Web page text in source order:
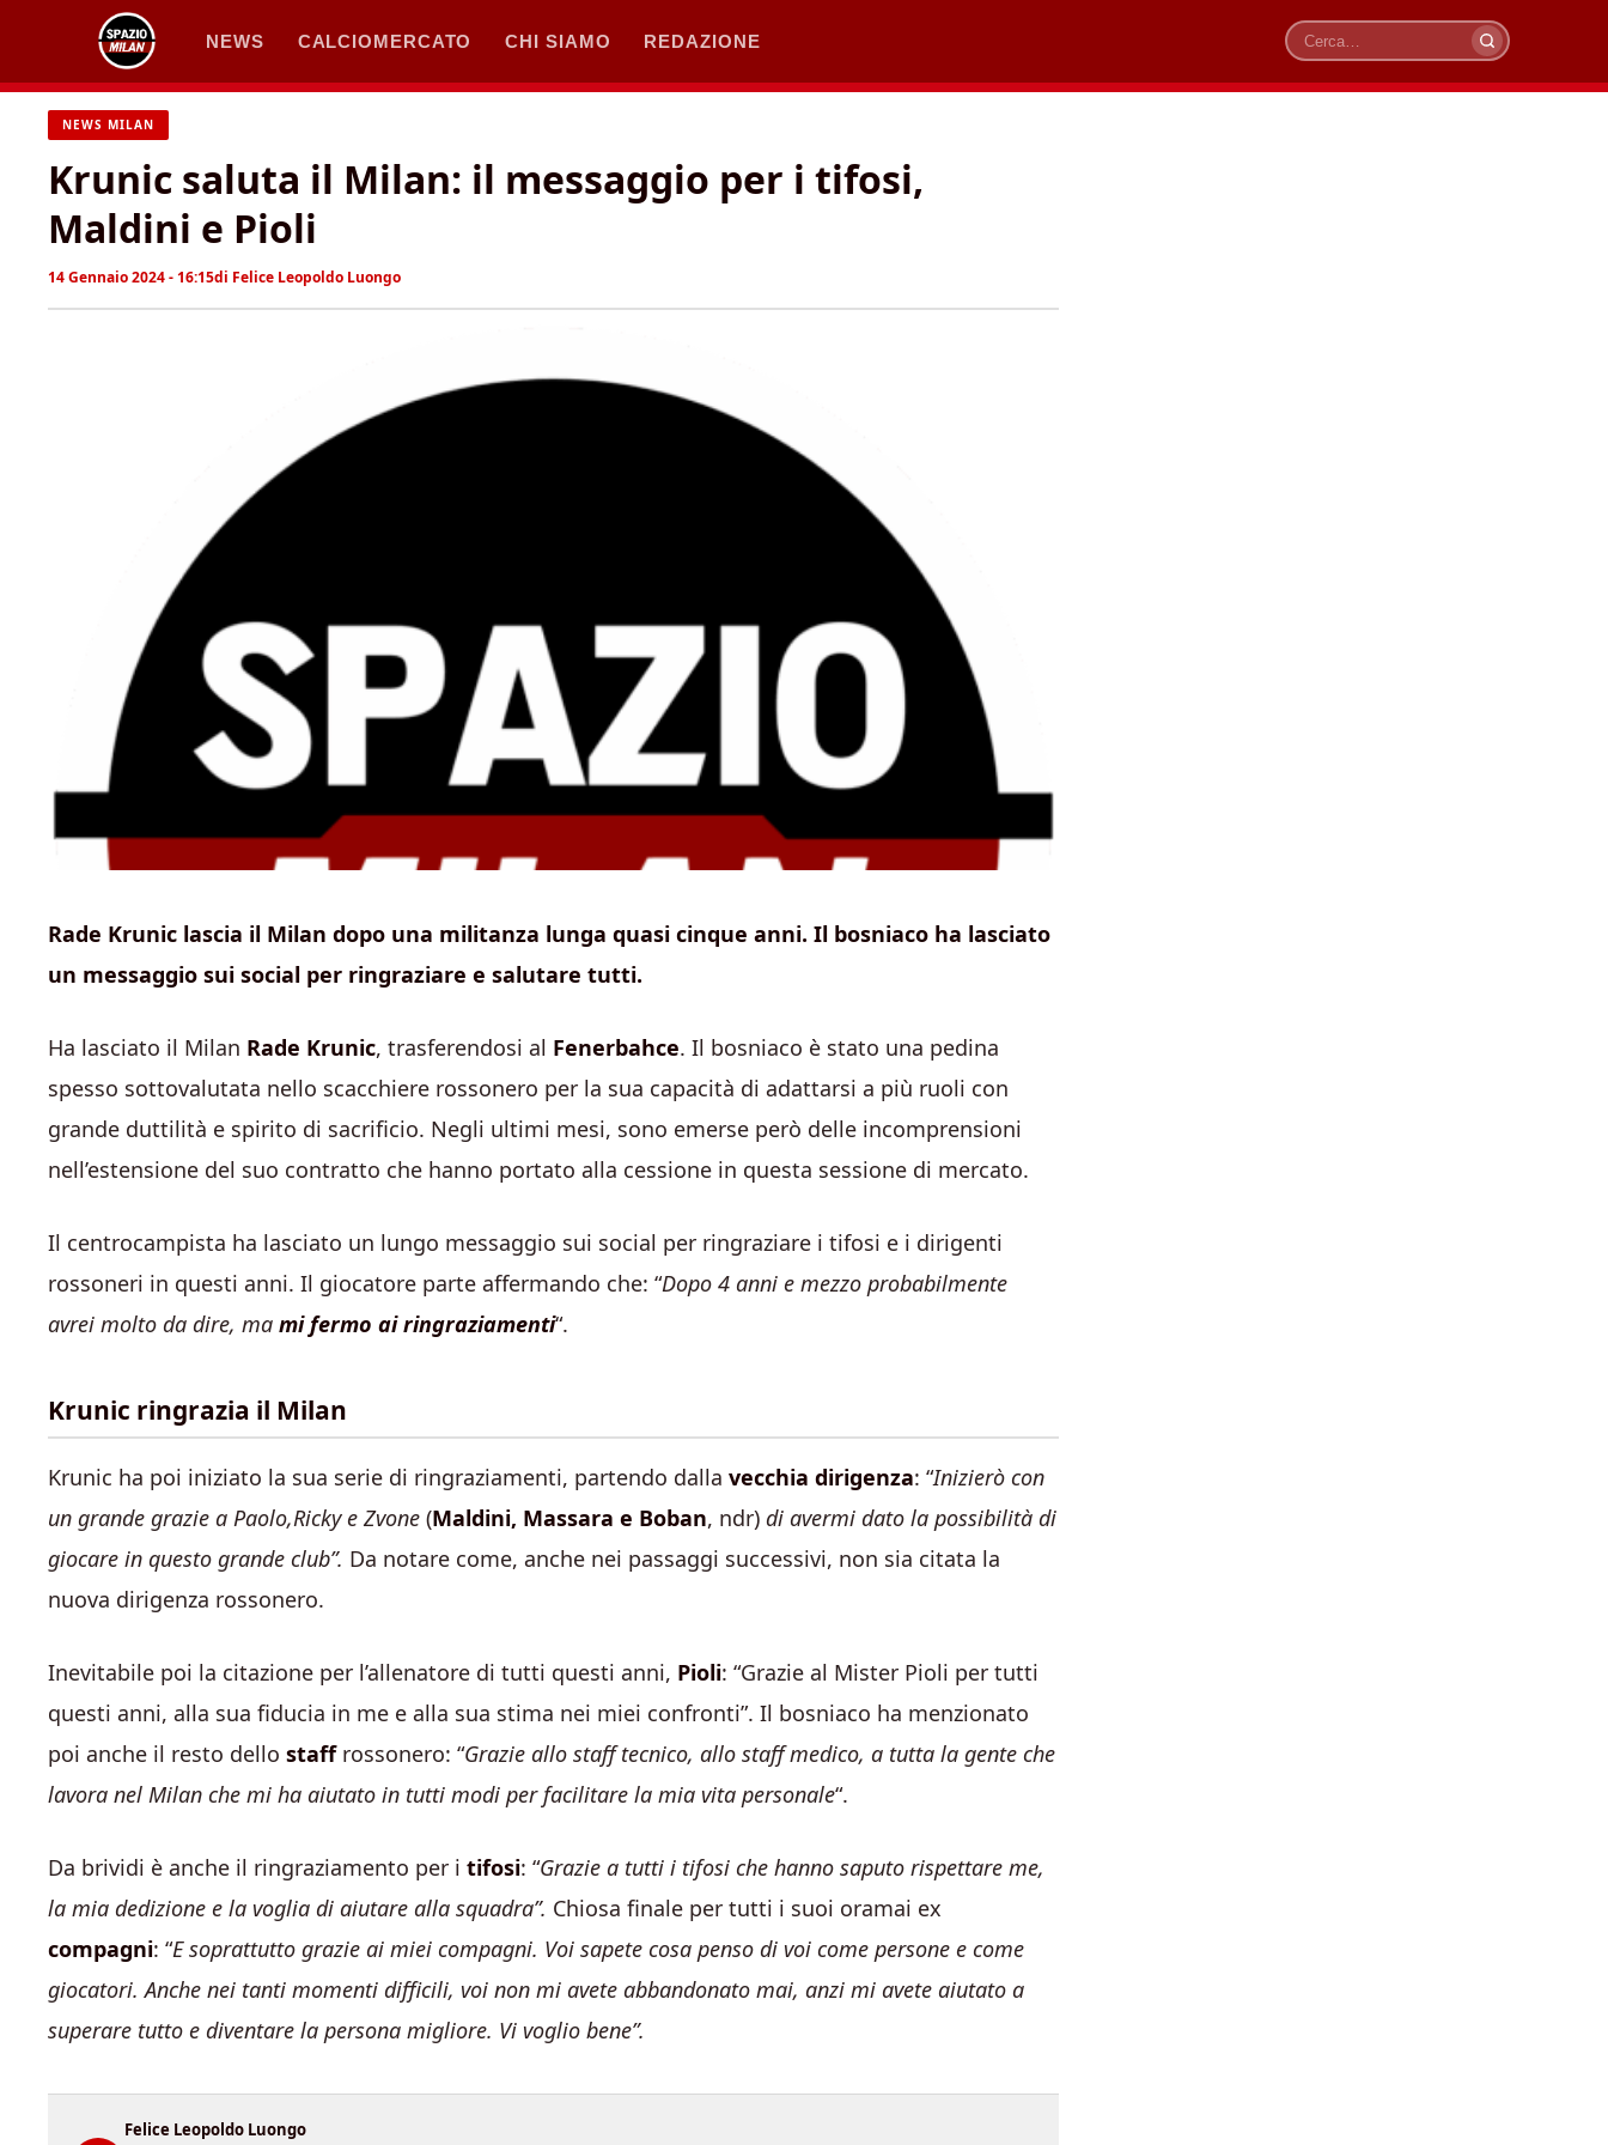
contenuto
NEWS CALCIOMERCATO CHI SIAMO REDAZIONE
Cerca
NEWS MILAN
Krunic saluta il Milan: il messaggio per i tifosi,
Maldini e Pioli
14 Gennaio 2024 - 16:15di Felice Leopoldo Luongo
Rade Krunic lascia il Milan dopo una militanza lunga quasi cinque anni. Il bosniaco ha lasciato
un messaggio sui social per ringraziare e salutare tutti.
Ha lasciato il Milan Rade Krunic, trasferendosi al Fenerbahce. Il bosniaco è stato una pedina
spesso sottovalutata nello scacchiere rossonero per la sua capacità di adattarsi a più ruoli con
grande duttilità e spirito di sacrificio. Negli ultimi mesi, sono emerse però delle incomprensioni
nell’estensione del suo contratto che hanno portato alla cessione in questa sessione di mercato.
Il centrocampista ha lasciato un lungo messaggio sui social per ringraziare i tifosi e i dirigenti
rossoneri in questi anni. Il giocatore parte affermando che: “Dopo 4 anni e mezzo probabilmente
avrei molto da dire, ma mi fermo ai ringraziamenti“.
Krunic ringrazia il Milan
Krunic ha poi iniziato la sua serie di ringraziamenti, partendo dalla vecchia dirigenza: “Inizierò con
un grande grazie a Paolo,Ricky e Zvone (Maldini, Massara e Boban, ndr) di avermi dato la possibilità di
giocare in questo grande club”. Da notare come, anche nei passaggi successivi, non sia citata la
nuova dirigenza rossonero.
Inevitabile poi la citazione per l’allenatore di tutti questi anni, Pioli: “Grazie al Mister Pioli per tutti
questi anni, alla sua fiducia in me e alla sua stima nei miei confronti”. Il bosniaco ha menzionato
poi anche il resto dello staffrossonero: “Grazie allo staff tecnico, allo staff medico, a tutta la gente che
lavora nel Milan che mi ha aiutato in tutti modi per facilitare la mia vita personale“.
Da brividi è anche il ringraziamento per i tifosi: “Grazie a tutti i tifosi che hanno saputo rispettare me,
la mia dedizione e la voglia di aiutare alla squadra”. Chiosa finale per tutti i suoi oramai ex
compagni: “E soprattutto grazie ai miei compagni. Voi sapete cosa penso di voi come persone e come
giocatori. Anche nei tanti momenti difficili, voi non mi avete abbandonato mai, anzi mi avete aiutato a
superare tutto e diventare la persona migliore. Vi voglio bene”.
Felice Leopoldo Luongo